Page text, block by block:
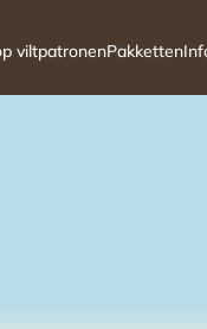
viltpatronenPakketten